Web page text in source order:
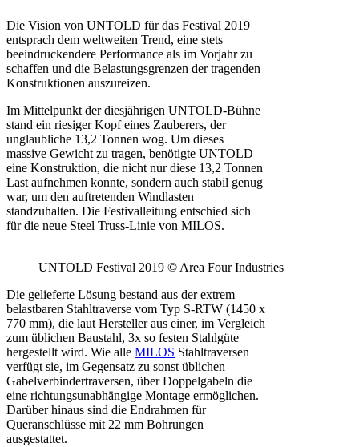
Die Vision von UNTOLD für das Festival 2019
entsprach dem weltweiten Trend, eine stets
beeindruckendere Performance als im Vorjahr zu
schaffen und die Belastungsgrenzen der tragenden
Konstruktionen auszureizen.
Im Mittelpunkt der diesjährigen UNTOLD-Bühne
stand ein riesiger Kopf eines Zauberers, der
unglaubliche 13,2 Tonnen wog. Um dieses
massive Gewicht zu tragen, benötigte UNTOLD
eine Konstruktion, die nicht nur diese 13,2 Tonnen
Last aufnehmen konnte, sondern auch stabil genug
war, um den auftretenden Windlasten
standzuhalten. Die Festivalleitung entschied sich
für die neue Steel Truss-Linie von MILOS.
UNTOLD Festival 2019 © Area Four Industries
Die gelieferte Lösung bestand aus der extrem
belastbaren Stahltraverse vom Typ S-RTW (1450 x
770 mm), die laut Hersteller aus einer, im Vergleich
zum üblichen Baustahl, 3x so festen Stahlgüte
hergestellt wird. Wie alle MILOS Stahltraversen
verfügt sie, im Gegensatz zu sonst üblichen
Gabelverbindertraversen, über Doppelgabeln die
eine richtungsunabhängige Montage ermöglichen.
Darüber hinaus sind die Endrahmen für
Queranschlüsse mit 22 mm Bohrungen
ausgestattet.